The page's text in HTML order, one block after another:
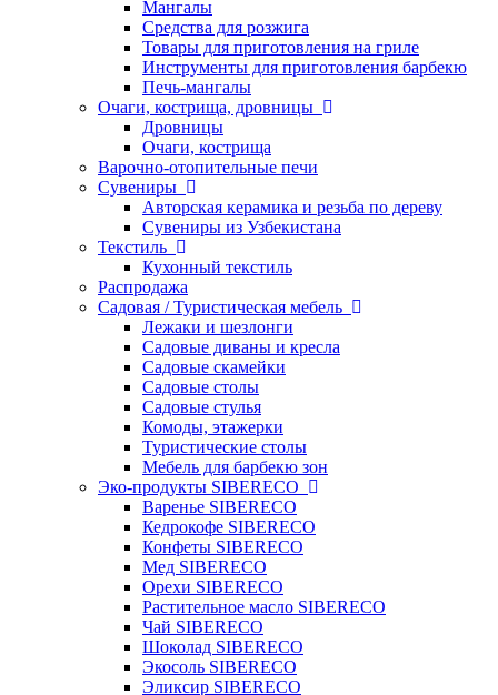
Мангалы
Средства для розжига
Товары для приготовления на гриле
Инструменты для приготовления барбекю
Печь-мангалы
Очаги, кострища, дровницы
Дровницы
Очаги, кострища
Варочно-отопительные печи
Сувениры
Авторская керамика и резьба по дереву
Сувениры из Узбекистана
Текстиль
Кухонный текстиль
Распродажа
Садовая / Туристическая мебель
Лежаки и шезлонги
Садовые диваны и кресла
Садовые скамейки
Садовые столы
Садовые стулья
Комоды, этажерки
Туристические столы
Мебель для барбекю зон
Эко-продукты SIBERECO
Варенье SIBERECO
Кедрокофе SIBERECO
Конфеты SIBERECO
Мед SIBERECO
Орехи SIBERECO
Растительное масло SIBERECO
Чай SIBERECO
Шоколад SIBERECO
Экосоль SIBERECO
Эликсир SIBERECO